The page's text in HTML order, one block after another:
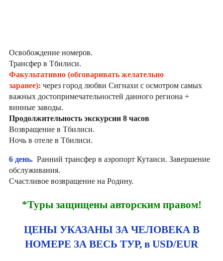
Освобождение номеров.
Трансфер в Тбилиси.
Факультативно (обговаривать желательно
заранее): через город любви Сигнахи с осмотром самых
важных достопримечательностей данного региона +
винные заводы.
Продолжительность экскурсии 8 часов
Возвращение в Тбилиси.
Ночь в отеле в Тбилиси.
6 день. Ранний трансфер в аэропорт Кутаиси. Завершение
обслуживания.
Счастливое возвращение на Родину.
*Туры защищены авторским правом!
ЦЕНЫ УКАЗАНЫ ЗА ЧЕЛОВЕКА В
НОМЕРЕ ЗА ВЕСЬ ТУР, в USD/EUR